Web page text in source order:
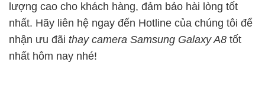
lượng cao cho khách hàng, đảm bảo hài lòng tốt
nhất. Hãy liên hệ ngay đến Hotline của chúng tôi để
nhận ưu đãi thay camera Samsung Galaxy A8 tốt
nhất hôm nay nhé!